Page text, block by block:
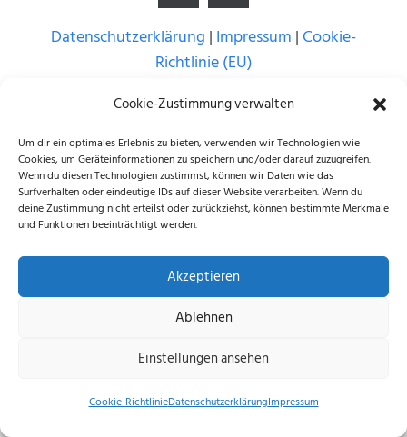
Cookie-Zustimmung verwalten
Um dir ein optimales Erlebnis zu bieten, verwenden wir Technologien wie
Cookies, um Geräteinformationen zu speichern und/oder darauf zuzugreifen.
Wenn du diesen Technologien zustimmst, können wir Daten wie das
Surfverhalten oder eindeutige IDs auf dieser Website verarbeiten. Wenn du
deine Zustimmung nicht erteilst oder zurückziehst, können bestimmte Merkmale
und Funktionen beeinträchtigt werden.
Akzeptieren
Ablehnen
Einstellungen ansehen
Cookie-RichtlinieDatenschutzerklärungImpressum
Datenschutzerklärung | Impressum | Cookie-
Richtlinie (EU)